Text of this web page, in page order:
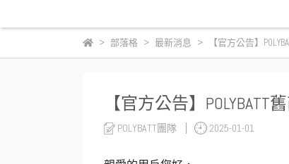
部落格 最新消息 【官方公告】
【官方公告】
POLYBATT團隊 2025-01-01